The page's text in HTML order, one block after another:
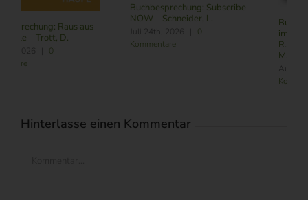
Buchbesprechung: Subscribe
Juli 24th, 2026 | 0
Kommentare
Buchbesprechung: Führung
im Zeitalter von KI – Butler,
R./ Nitschmann, J./ Becking,
Hinterlasse einen Kommentar